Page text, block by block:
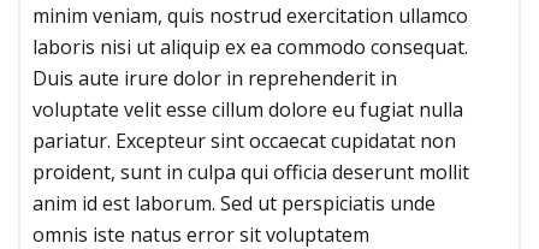
minim veniam, quis nostrud exercitation ullamco
laboris nisi ut aliquip ex ea commodo consequat.
Duis aute irure dolor in reprehenderit in
voluptate velit esse cillum dolore eu fugiat nulla
pariatur. Excepteur sint occaecat cupidatat non
proident, sunt in culpa qui officia deserunt mollit
anim id est laborum. Sed ut perspiciatis unde
omnis iste natus error sit voluptatem